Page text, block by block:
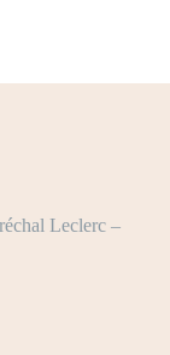
Leclerc –